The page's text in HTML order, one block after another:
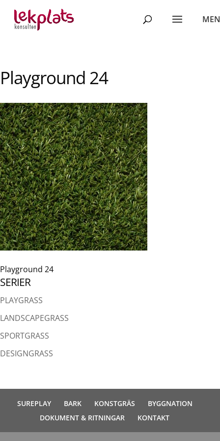
Playground 24
Playground 24
SERIER
PLAYGRASS
LANDSCAPEGRASS
SPORTGRASS
DESIGNGRASS
SUREPLAY BARK KONSTGRÄS
BYGGNATION
DOKUMENT & RITNINGAR
KONTAKT